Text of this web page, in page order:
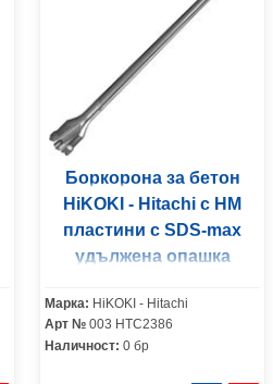
Боркорона за бетон
HiKOKI - Hitachi с HM
пластини с SDS-max
удължена опашка
Марка: HiKOKI - Hitachi
Арт № 003 HTC2386
Наличност: 0 бр